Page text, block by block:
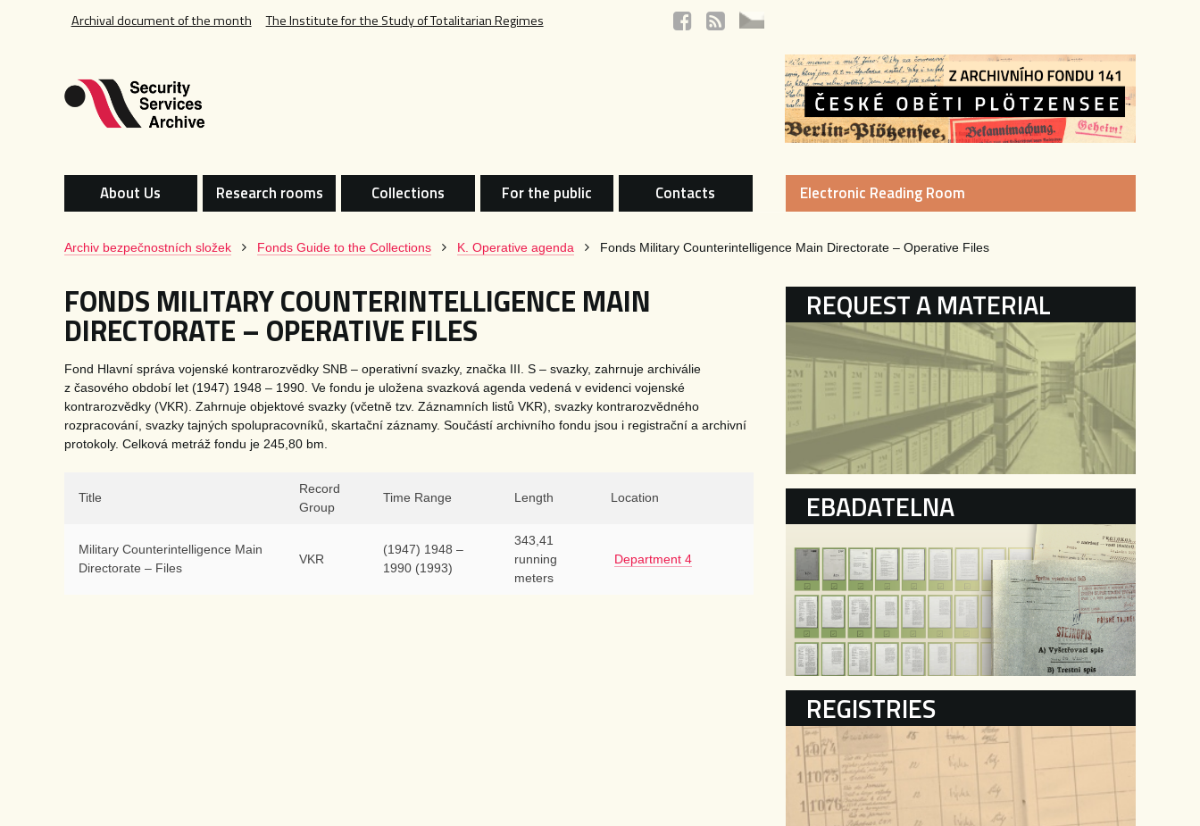
Archival document of the month The Institute for the Study of Totalitarian Regimes
About Us Research rooms Collections For the public Contacts Electronic Reading Room
Archiv bezpečnostních složek Fonds Guide to the Collections K. Operative agenda Fonds Military Counterintelligence Main Directorate – Operative Files
FONDS MILITARY COUNTERINTELLIGENCE MAIN
DIRECTORATE – OPERATIVE FILES
Fond Hlavní správa vojenské kontrarozvědky SNB – operativní svazky, značka III. S – svazky, zahrnuje archiválie
z časového období let (1947) 1948 – 1990. Ve fondu je uložena svazková agenda vedená v evidenci vojenské
kontrarozvědky (VKR). Zahrnuje objektové svazky (včetně tzv. Záznamních listů VKR), svazky kontrarozvědného
rozpracování, svazky tajných spolupracovníků, skartační záznamy. Součástí archivního fondu jsou i registrační a archivní
protokoly. Celková metráž fondu je 245,80 bm.
Title
Record
Group
Time Range Length Location
Military Counterintelligence Main
Directorate – Files
VKR
(1947) 1948 –
1990 (1993)
343,41
running
meters
Department 4
KATEGORIE
REQUEST A MATERIAL
EBADATELNA
REGISTRIES